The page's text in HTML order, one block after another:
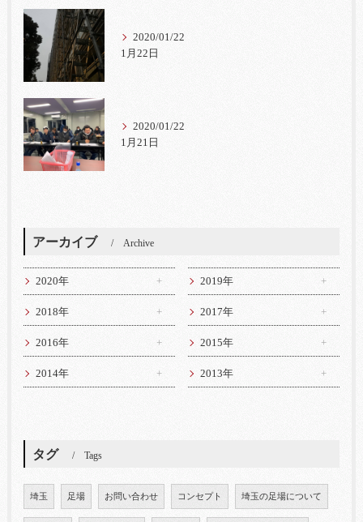
2020/01/22
1月22日
2020/01/22
1月21日
アーカイブ Archive
2020年 2019年
2018年 2017年
2016年 2015年
2014年 2013年
タグ Tags
埼玉 足場 お問い合わせ コンセプト 埼玉の足場について